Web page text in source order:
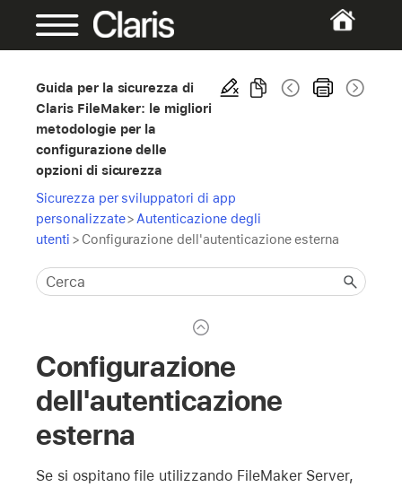
Guida per la sicurezza di
Claris FileMaker: le migliori
metodologie per la
configurazione delle
opzioni di sicurezza
Sicurezza per sviluppatori di app
personalizzate> Autenticazione degli
utenti > Configurazione dell'autenticazione esterna
Configurazione
dell'autenticazione
esterna
Se si ospitano file utilizzando FileMaker Server,